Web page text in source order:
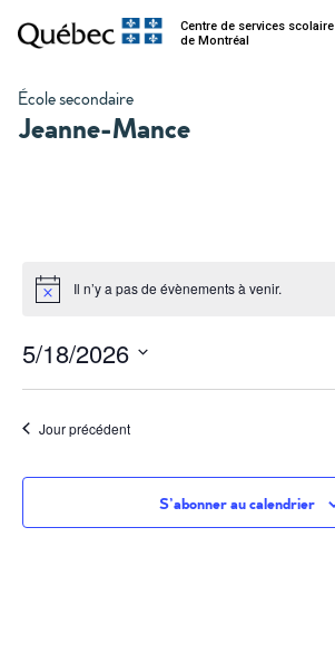
Centre de services scolaire
de Montréal
École secondaire
Jeanne-Mance
Il n’y a pas de évènements à venir.
5/18/2026
une
date.Jour précédent
S’abonner au calendrier